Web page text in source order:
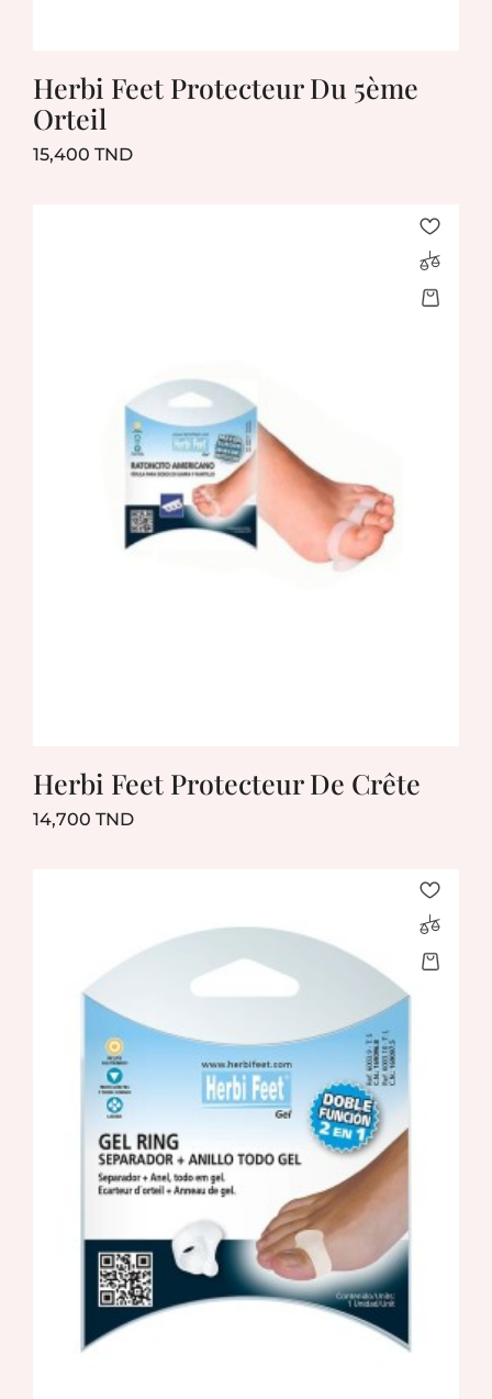
Herbi Feet Protecteur Du 5ème
Orteil
15,400 TNDPrix
Herbi Feet Protecteur De Crête
14,700 TNDPrix